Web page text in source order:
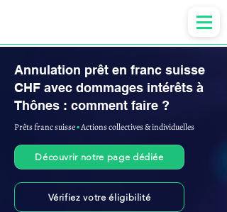
Annulation prêt en franc suisse
CHF avec dommages intérêts à
Thônes : comment faire ?
Prêts franc suisse▪︎Actions collectives & individuelles
Découvrir notre page dédiée
Vérifiez votre éligibilité